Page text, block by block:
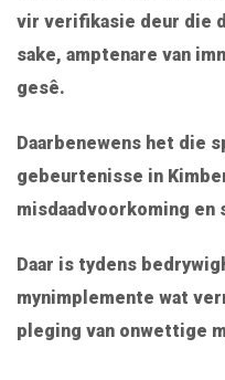
vir verifikasie deur die
sake, amptenare van
gesê.
Daarbenewens het die
gebeurtenisse in
misdaadvoorkoming
Daar is tydens
mynimplemente wat
pleging van onwettige